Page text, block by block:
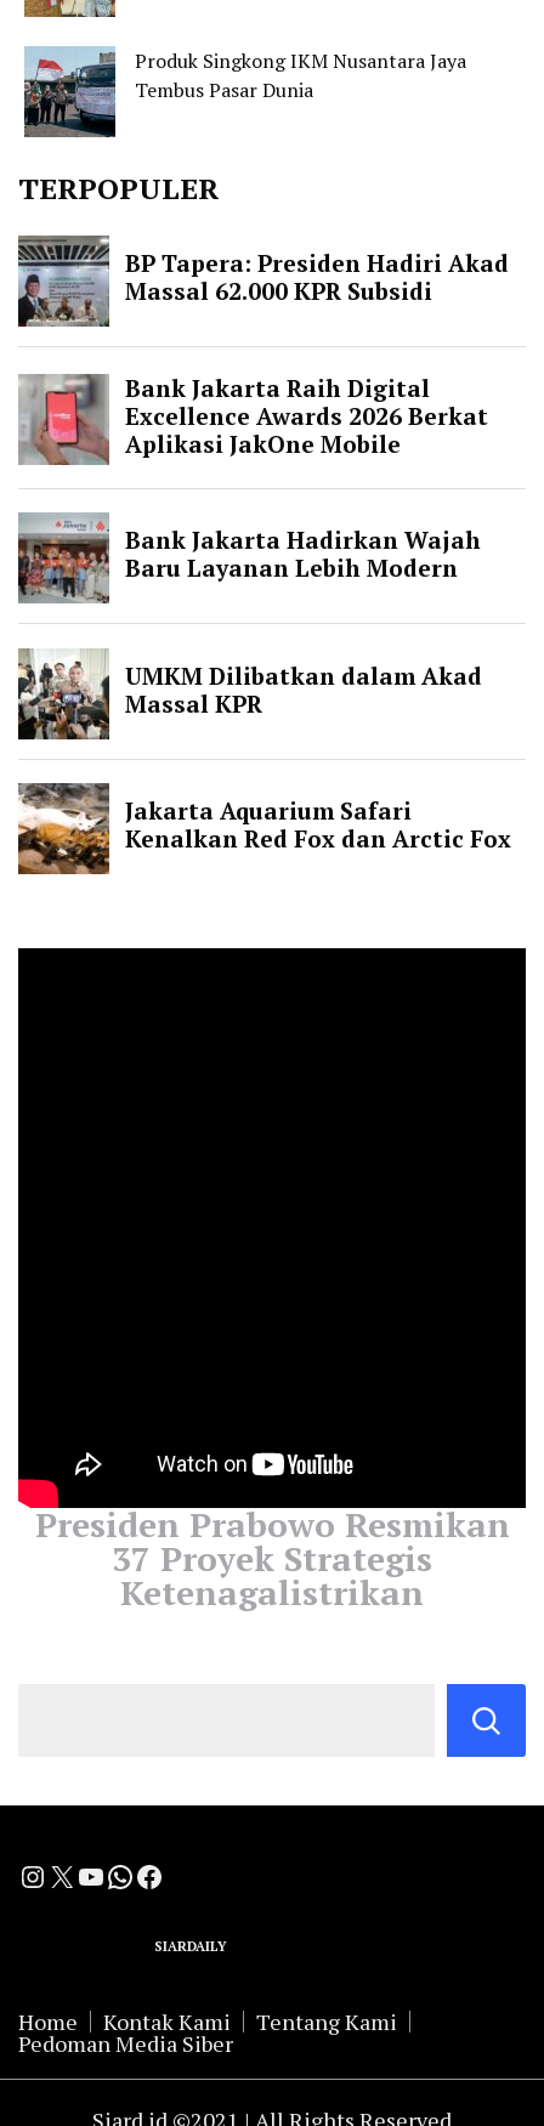
Produk Singkong IKM Nusantara Jaya
Tembus Pasar Dunia
TERPOPULER
Presiden Prabowo Resmikan
37 Proyek Strategis
Ketenagalistrikan
Instagram
X YouTube
WhatsApp
Facebook
SIARDAILY
Home Kontak Kami Tentang Kami
Pedoman Media Siber
Siard.id ©2021 | All Rights Reserved